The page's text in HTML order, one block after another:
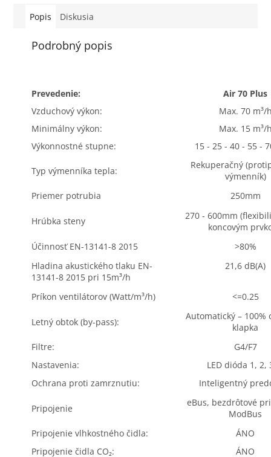
Popis Diskusia
Podrobný popis
Prevedenie:
Air 70 Plus
Vzduchový výkon:
Max. 70 m³/
Minimálny výkon:
Max. 15 m³/
Výkonnostné stupne:
15 - 25 - 40 - 55 -
Typ výmenníka tepla:
Rekuperačný
výmenník)
Priemer potrubia
250mm
Hrúbka steny
270 - 600mm
koncovým
Účinnosť EN-13141-8 2015
>80%
Hladina akustického tlaku EN-
13141-8 2015 pri 15m³/h
21,6 dB(A)
Príkon ventilátorov (Watt/m³/h) <=0.25
Letný obtok (by-pass):
Automatický – 100%
klapka
Filtre:
G4/F7
Nastavenia:
LED dióda 1, 2,
Ochrana proti zamrznutiu:
Inteligentný
Pripojenie
eBus, bezdrôtové
ModBus
Pripojenie vlhkostného čidla:
ÁNO
Pripojenie čidla CO₂:
ÁNO